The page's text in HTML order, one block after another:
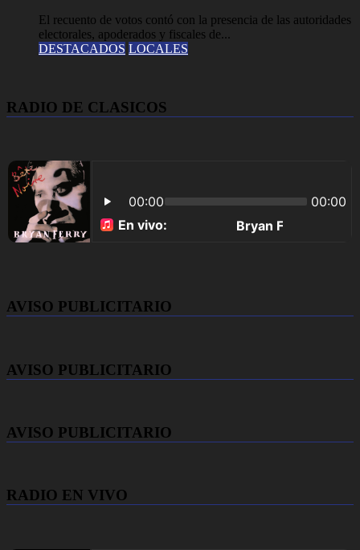
El recuento de votos contó con la presencia de las autoridades
electorales, apoderados y fiscales de...
DESTACADOS LOCALES
RADIO DE CLASICOS
AVISO PUBLICITARIO
AVISO PUBLICITARIO
AVISO PUBLICITARIO
RADIO EN VIVO